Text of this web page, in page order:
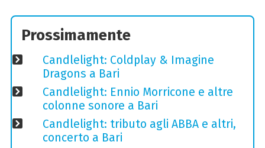
Prossimamente
Candlelight: Coldplay & Imagine
Dragons a Bari
Candlelight: Ennio Morricone e altre
colonne sonore a Bari
Candlelight: tributo agli ABBA e altri,
concerto a Bari